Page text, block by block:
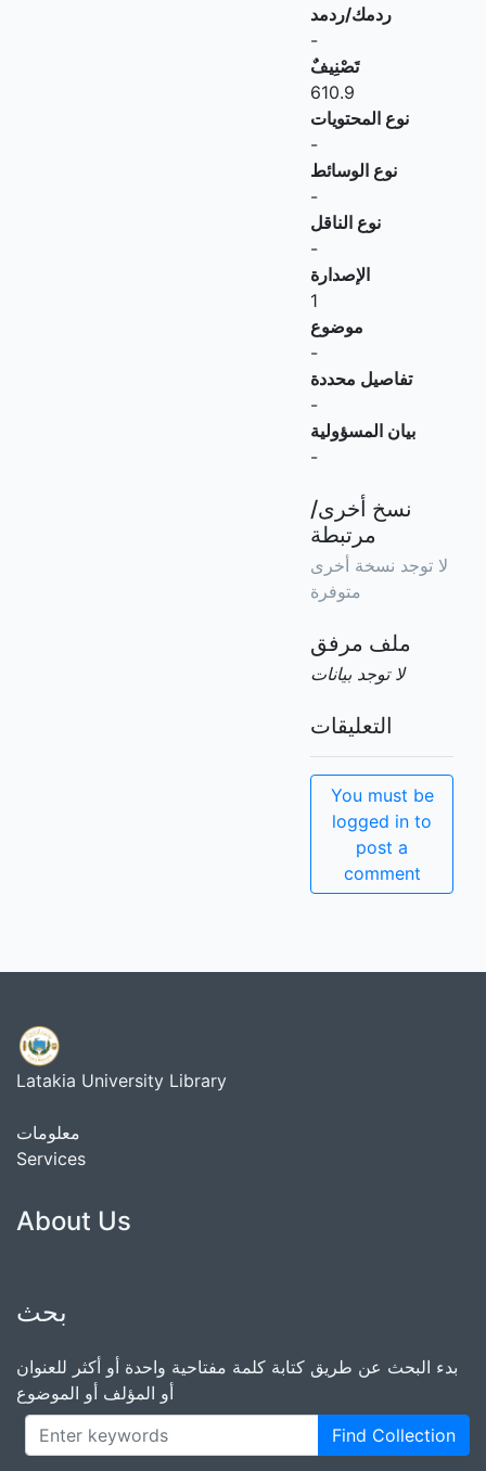
ردمك/ردمد
-
تَصْنِيفٌ
610.9
نوع المحتويات
-
نوع الوسائط
-
نوع الناقل
-
الإصدارة
1
موضوع
-
تفاصيل محددة
-
بيان المسؤولية
-
نسخ أخرى/
مرتبطة
لا توجد نسخة أخرى
متوفرة
ملف مرفق
لا توجد بيانات
التعليقات
You must be
logged in to
post a
comment
Latakia University Library
معلومات
Services
About Us
بحث
بدء البحث عن طريق كتابة كلمة مفتاحية واحدة أو أكثر للعنوان
أو المؤلف أو الموضوع
Find Collection